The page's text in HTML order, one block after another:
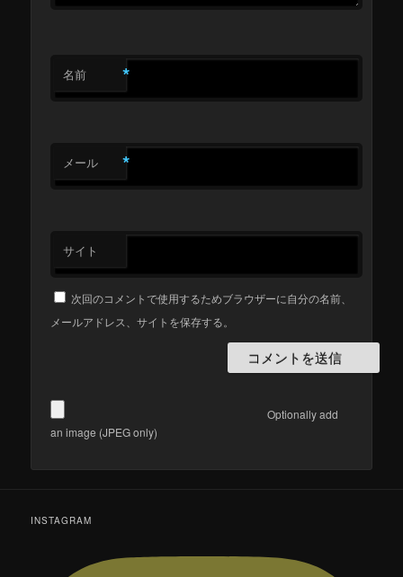
名前 *
メール *
サイト
次回のコメントで使用するためブラウザーに自分の名前、
メールアドレス、サイトを保存する。
Optionally add
an image (JPEG only)
INSTAGRAM